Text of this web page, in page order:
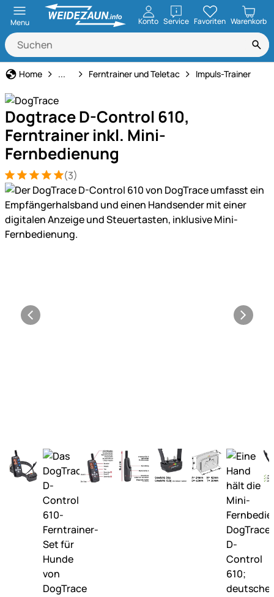
Menu Konto ServiceöffnenFavoriten Warenkorb
Home Hundeerziehung & Ferntrainer
... Ferntrainer und Teletac Impuls-Trainer
Dogtrace D-Control 610,
Ferntrainer inkl. Mini-
Fernbedienung
Bewertung: 5 von 5 (3 Bewertungen)
3 Bewertungen
(3)
Produktgalerie